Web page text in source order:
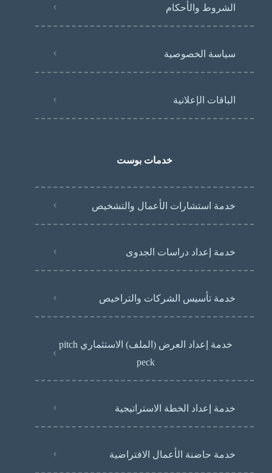
الشروط والأحكام
سياسة الخصوصية
الباقات الإعلانية
خدمات بوست
خدمة استشارات الأعمال والتشخيص
خدمة إعداد دراسات الجدوى
خدمة تأسيس الشركات والتراخيص
خدمة إعداد العرض (الملف) الاستثماري pitch
peck
خدمة إعداد الخطة الاستراتيجية
خدمة حاضنة الأعمال الافتراضية